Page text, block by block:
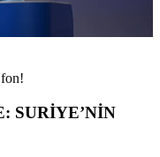
SURİYE’NİN